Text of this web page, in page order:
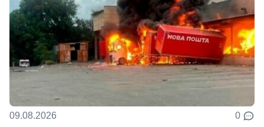
09.08.2026 0